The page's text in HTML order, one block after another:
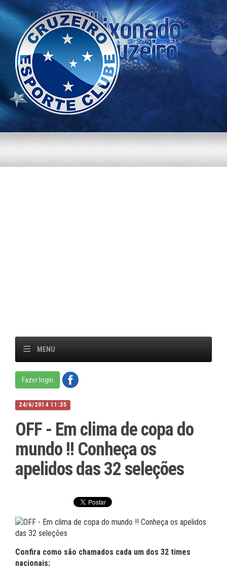
MENU
Fazer login
24/6/2014 11:35
OFF - Em clima de copa do
mundo !! Conheça os
apelidos das 32 seleções
Confira como são chamados cada um dos 32 times
nacionais: